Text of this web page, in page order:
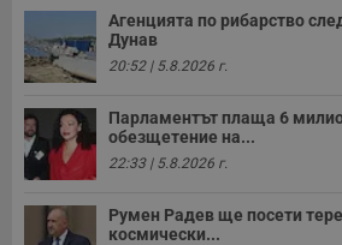
Агенцията по рибарство
Дунав
20:52 | 5.8.2026 г.
Парламентът плаща 6
обезщетение на...
22:33 | 5.8.2026 г.
Румен Радев ще посети
космически...